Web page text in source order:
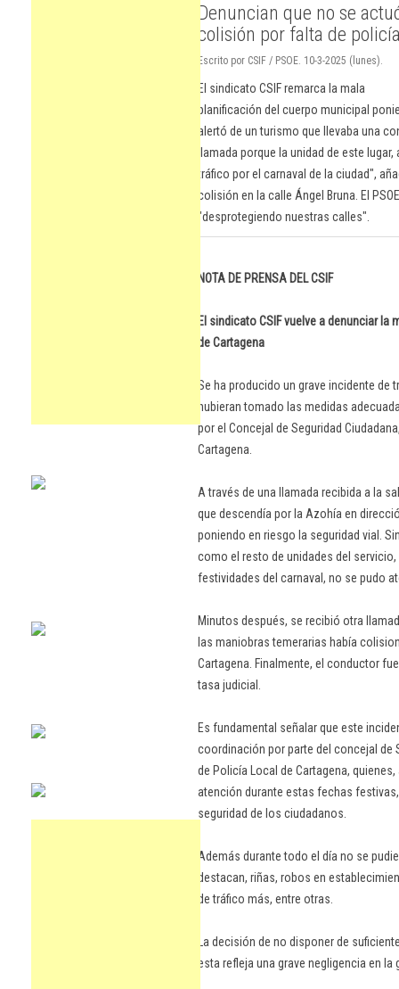
Denuncian que no se
colisión por falta de
Escrito por CSIF / PSOE. 10-3-2025 (lunes).
El sindicato CSIF remarca la mala
planificación del cuerpo municipal
alertó de un turismo que llevaba una
llamada porque la unidad de este
tráfico por el carnaval de la ciudad",
colisión en la calle Ángel Bruna. El
"desprotegiendo nuestras calles".
NOTA DE PRENSA DEL CSIF
El sindicato CSIF vuelve a denunciar
de Cartagena
Se ha producido un grave incidente de
hubieran tomado las medidas
por el Concejal de Seguridad
Cartagena.
A través de una llamada recibida a la
que descendía por la Azohía en
poniendo en riesgo la seguridad vial.
como el resto de unidades del
festividades del carnaval, no se pudo
Minutos después, se recibió otra
las maniobras temerarias había
Cartagena. Finalmente, el conductor
tasa judicial.
Es fundamental señalar que este
coordinación por parte del concejal de
de Policía Local de Cartagena,
atención durante estas fechas
seguridad de los ciudadanos.
Además durante todo el día no se
destacan, riñas, robos en
de tráfico más, entre otras.
La decisión de no disponer de
esta refleja una grave negligencia en